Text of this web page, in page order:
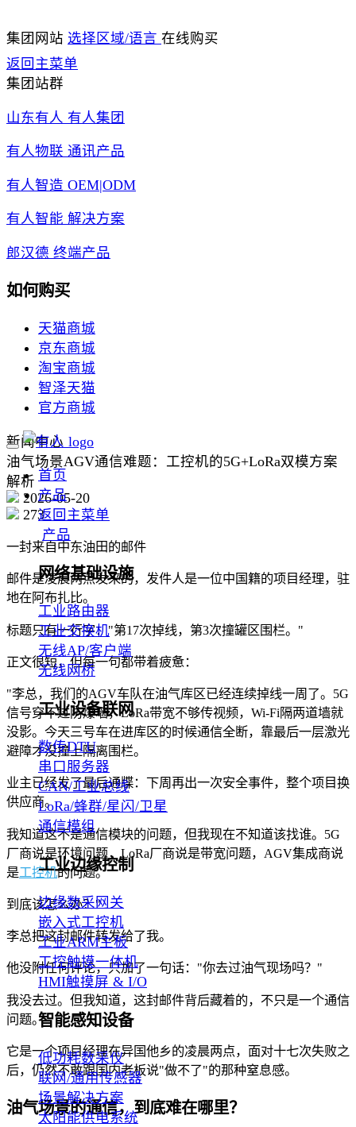
集团网站 选择区域/语言 在线购买
返回主菜单
集团站群
山东有人 有人集团
有人物联 通讯产品
有人智造 OEM|ODM
有人智能 解决方案
郎汉德 终端产品
如何购买
天猫商城
京东商城
淘宝商城
智泽天猫
官方商城
首页
产品
返回主菜单
产品
网络基础设施
工业路由器
工业交换机
无线AP/客户端
无线网桥
工业设备联网
数传DTU
串口服务器
CAN/工业总线
LoRa/蜂群/星闪/卫星
通信模组
工业边缘控制
边缘数采网关
嵌入式工控机
工业ARM主板
工控触摸一体机
HMI触摸屏 & I/O
智能感知设备
低功耗数采仪
联网/通用传感器
场景解决方案
太阳能供电系统
新闻中心
油气场景AGV通信难题：工控机的5G+LoRa双模方案
解析
2026-05-20
273
一封来自中东油田的邮件
邮件是凌晨两点发来的，发件人是一位中国籍的项目经理，驻
地在阿布扎比。
标题只有一行字："第17次掉线，第3次撞罐区围栏。"
正文很短，但每一句都带着疲惫：
"李总，我们的AGV车队在油气库区已经连续掉线一周了。5G
信号穿不过防爆墙，LoRa带宽不够传视频，Wi-Fi隔两道墙就
没影。今天三号车在进库区的时候通信全断，靠最后一层激光
避障才没撞上隔离围栏。
业主已经发了最后通牒：下周再出一次安全事件，整个项目换
供应商。
我知道这不是通信模块的问题，但我现在不知道该找谁。5G
厂商说是环境问题，LoRa厂商说是带宽问题，AGV集成商说
是工控机的问题。
到底该怎么办？"
李总把这封邮件转发给了我。
他没附任何评论，只加了一句话："你去过油气现场吗？"
我没去过。但我知道，这封邮件背后藏着的，不只是一个通信
问题。
它是一个项目经理在异国他乡的凌晨两点，面对十七次失败之
后，仍然不敢跟国内老板说"做不了"的那种窒息感。
油气场景的通信，到底难在哪里？